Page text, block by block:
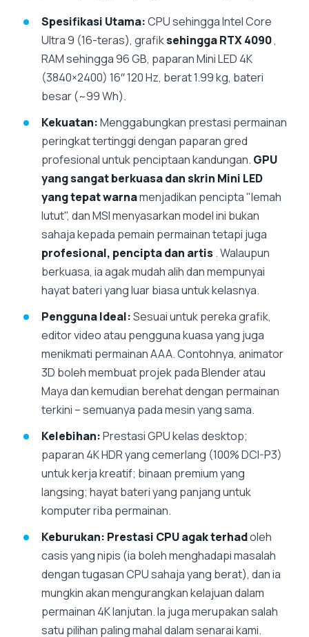
Spesifikasi Utama:CPU sehingga Intel Core
Ultra 9 (16-teras), grafiksehingga RTX 4090,
RAM sehingga 96 GB, paparan Mini LED 4K
(3840×2400) 16″ 120 Hz, berat 1.99 kg, bateri
besar (~99 Wh).
Kekuatan:Menggabungkan prestasi permainan
peringkat tertinggi dengan paparan gred
profesional untuk penciptaan kandungan. GPU
yang sangat berkuasa dan skrin Mini LED
yang tepat warnamenjadikan pencipta "lemah
lutut", dan MSI menyasarkan model ini bukan
sahaja kepada pemain permainan tetapi juga
profesional, pencipta dan artis. Walaupun
berkuasa, ia agak mudah alih dan mempunyai
hayat bateri yang luar biasa untuk kelasnya.
Pengguna Ideal:Sesuai untuk pereka grafik,
editor video atau pengguna kuasa yang juga
menikmati permainan AAA. Contohnya, animator
3D boleh membuat projek pada Blender atau
Maya dan kemudian berehat dengan permainan
terkini – semuanya pada mesin yang sama.
Kelebihan:Prestasi GPU kelas desktop;
paparan 4K HDR yang cemerlang (100% DCI-P3)
untuk kerja kreatif; binaan premium yang
langsing; hayat bateri yang panjang untuk
komputer riba permainan.
Keburukan: Prestasi CPU agak terhadoleh
casis yang nipis (ia boleh menghadapi masalah
dengan tugasan CPU sahaja yang berat), dan ia
mungkin akan mengurangkan kelajuan dalam
permainan 4K lanjutan. Ia juga merupakan salah
satu pilihan paling mahal dalam senarai kami.